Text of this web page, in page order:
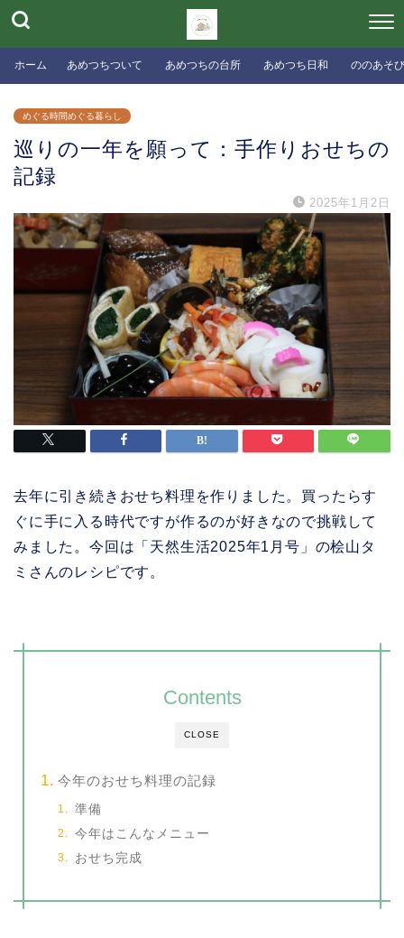
ホーム あめつちついて あめつちの台所 あめつち日和 ののあそ
めぐる時間めぐる暮らし
巡りの一年を願って：手作りおせちの
記録
2025年1月2日
去年に引き続きおせち料理を作りました。買ったらす
ぐに手に入る時代ですが作るのが好きなので挑戦して
みました。今回は「天然生活2025年1月号」の桧山タ
ミさんのレシピです。
CLOSE
Contents
今年のおせち料理の記録
準備
今年はこんなメニュー
おせち完成